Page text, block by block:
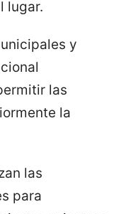
lugar.
y
las
la
las
para